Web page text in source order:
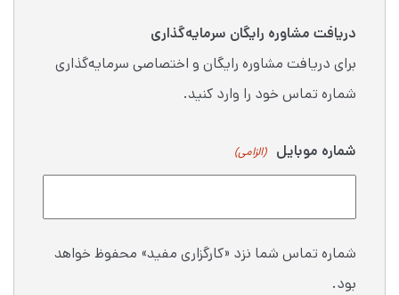
دریافت مشاوره رایگان سرمایه‌گذاری
برای دریافت مشاوره رایگان و اختصاصی سرمایه‌گذاری
شماره تماس خود را وارد کنید.
شماره موبایل (الزامی)
شماره تماس شما نزد «کارگزاری مفید» محفوظ خواهد
بود.